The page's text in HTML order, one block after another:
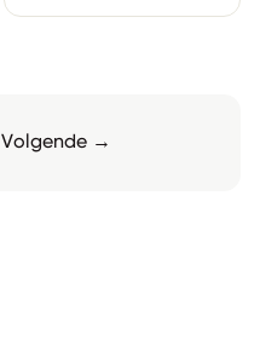
Volgende →